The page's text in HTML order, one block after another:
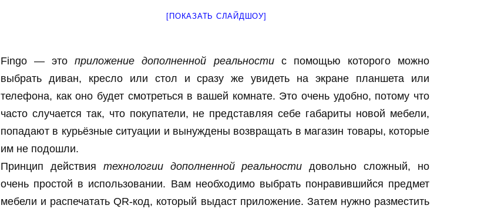
[ПОКАЗАТЬ СЛАЙДШОУ]
Fingo — этоприложение дополненной реальностис помощью которого можно
выбрать диван, кресло или стол и сразу же увидеть на экране планшета или
телефона, как оно будет смотреться в вашей комнате. Это очень удобно, потому что
часто случается так, что покупатели, не представляя себе габариты новой мебели,
попадают в курьёзные ситуации и вынуждены возвращать в магазин товары, которые
им не подошли.
Принцип действия технологии дополненной реальности довольно сложный, но
очень простой в использовании. Вам необходимо выбрать понравившийся предмет
мебели и распечатать QR-код, который выдаст приложение. Затем нужно разместить